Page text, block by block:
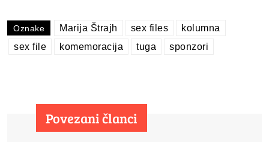
Oznake Marija Štrajh sex files
kolumna
sex file
komemoracija tuga sponzori
Povezani članci